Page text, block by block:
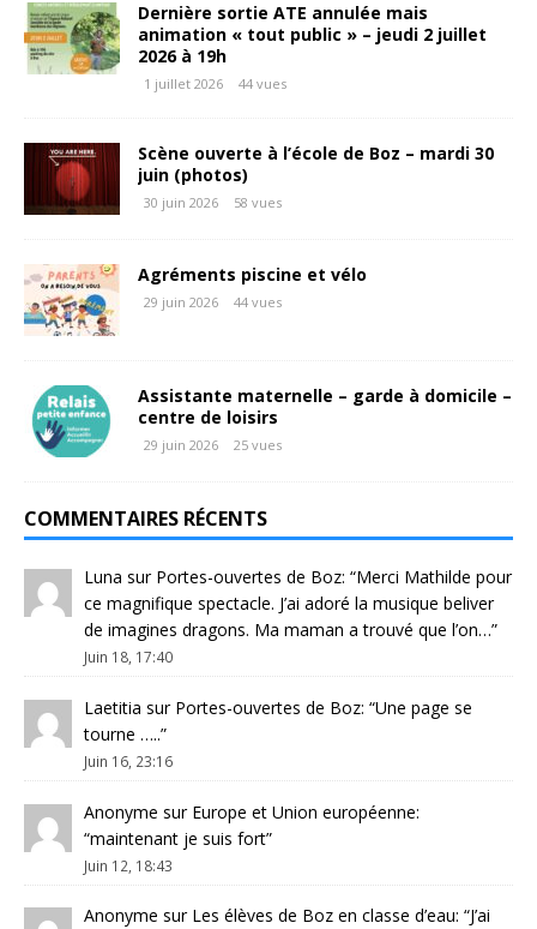
Dernière sortie ATE annulée mais
animation « tout public » – jeudi 2 juillet
2026 à 19h
1 juillet 2026 44 vues
Scène ouverte à l’école de Boz – mardi 30
juin (photos)
30 juin 2026 58 vues
Agréments piscine et vélo
29 juin 2026 44 vues
Assistante maternelle – garde à domicile –
centre de loisirs
29 juin 2026 25 vues
COMMENTAIRES RÉCENTS
Luna sur Portes-ouvertes de Boz: “Merci Mathilde pour
ce magnifique spectacle. J’ai adoré la musique beliver
de imagines dragons. Ma maman a trouvé que l’on…”
Juin 18, 17:40
Laetitia sur Portes-ouvertes de Boz: “Une page se
tourne …..”
Juin 16, 23:16
Anonyme sur Europe et Union européenne:
“maintenant je suis fort”
Juin 12, 18:43
Anonyme sur Les élèves de Boz en classe d’eau: “J’ai